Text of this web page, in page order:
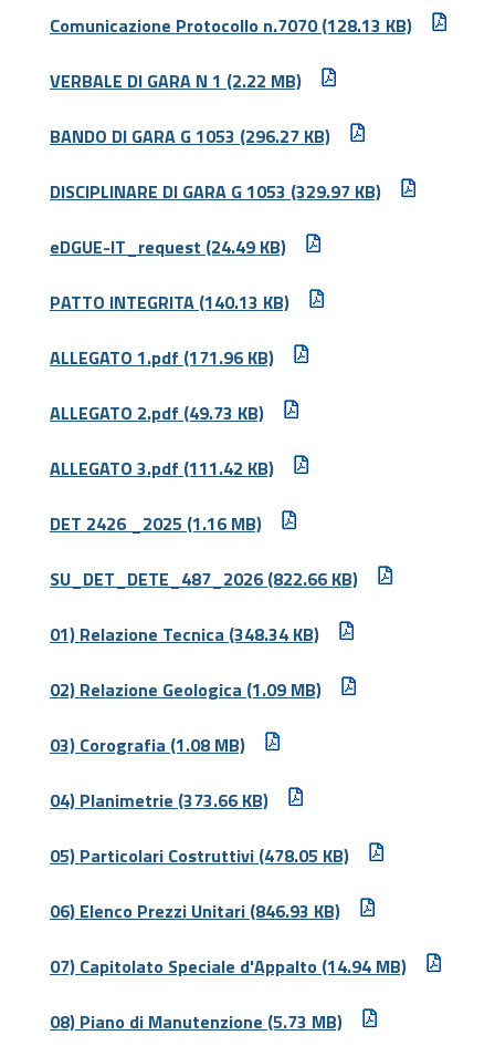
Comunicazione Protocollo n.7070(128.13 KB)
VERBALE DI GARA N 1 (2.22 MB)
BANDO DI GARA G 1053 (296.27 KB)
DISCIPLINARE DI GARA G 1053 (329.97 KB)
eDGUE-IT_request (24.49 KB)
PATTO INTEGRITA (140.13 KB)
ALLEGATO 1.pdf (171.96 KB)
ALLEGATO 2.pdf (49.73 KB)
ALLEGATO 3.pdf (111.42 KB)
DET 2426 _2025 (1.16 MB)
SU_DET_DETE_487_2026 (822.66 KB)
01) Relazione Tecnica (348.34 KB)
02) Relazione Geologica (1.09 MB)
03) Corografia (1.08 MB)
04) Planimetrie (373.66 KB)
05) Particolari Costruttivi (478.05 KB)
06) Elenco Prezzi Unitari (846.93 KB)
07) Capitolato Speciale d'Appalto (14.94 MB)
08) Piano di Manutenzione (5.73 MB)